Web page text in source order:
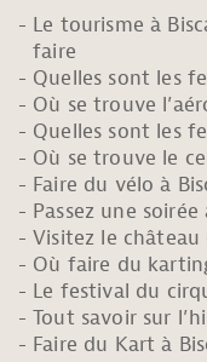
Le tourisme à
faire
Quelles sont les
Où se trouve
Quelles sont les
Où se trouve le
Faire du vélo à
Passez une
Visitez le château
Où faire du
Le festival du
Tout savoir sur
Faire du Kart à